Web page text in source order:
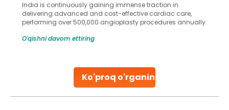
Ko'proq o'rganing
Human sperm collection and processing are critical steps
in advanced reproductive techniques like In Vitro
Fertilization (IVF) and intrauterine insemination (IUI). These
challenges and help couples achieve their dream of
collected, they process the
O'qishni davom ettiring